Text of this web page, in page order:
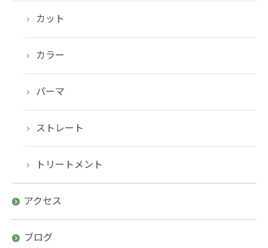
カット
カラー
パーマ
ストレート
トリートメント
アクセス
ブログ